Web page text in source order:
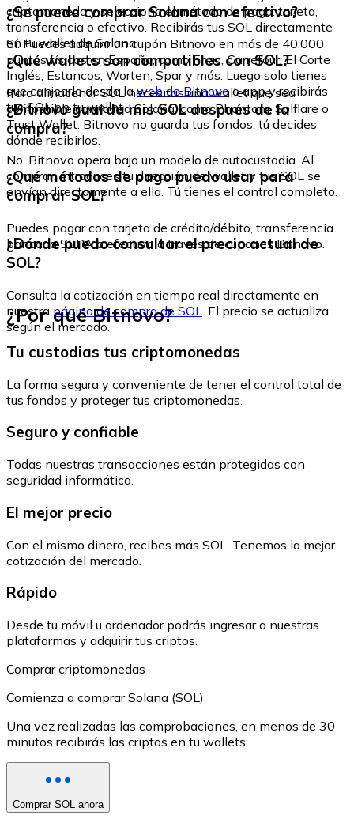
criptomoneda y selecciona el método de pago: tarjeta,
transferencia o efectivo. Recibirás tus SOL directamente
en tu wallet de Solana.
¿Se puede comprar Solana con efectivo?
Sí. Puedes adquirir un cupón Bitnovo en más de 40.000
puntos físicos en España, como Fnac, Carrefour, El Corte
Inglés, Estancos, Worten, Spar y más. Luego solo tienes
que canjearlo desde laweb de Bitnovoo app y recibirás
tus SOL en tu wallet.
¿Qué wallets son compatibles con SOL?
Para almacenar SOL necesitas una wallet que sea
compatible con la red Solana, como Phantom, Solflare o
Trust Wallet. Bitnovo no guarda tus fondos: tú decides
dónde recibirlos.
¿Bitnovo guarda mis SOL después de la
compra?
No. Bitnovo opera bajo un modelo de autocustodia. Al
comprar, introduces tu dirección de wallet y tus SOL se
envían directamente a ella. Tú tienes el control completo.
¿Qué métodos de pago puedo usar para
comprar SOL?
Puedes pagar con tarjeta de crédito/débito, transferencia
bancaria SEPA o efectivo a través de cupones Bitnovo.
¿Dónde puedo consultar el precio actual de
SOL?
Consulta la cotización en tiempo real directamente en
nuestra página de compra de SOL. El precio se actualiza
según el mercado.
¿Por qué Bitnovo?
Tu custodias tus criptomonedas
La forma segura y conveniente de tener el control total de
tus fondos y proteger tus criptomonedas.
Seguro y confiable
Todas nuestras transacciones están protegidas con
seguridad informática.
El mejor precio
Con el mismo dinero, recibes más SOL. Tenemos la mejor
cotización del mercado.
Rápido
Desde tu móvil u ordenador podrás ingresar a nuestras
plataformas y adquirir tus criptos.
Comprar criptomonedas
Comienza a comprar Solana (SOL)
Una vez realizadas las comprobaciones, en menos de 30
minutos recibirás las criptos en tu wallets.
Comprar SOL ahora